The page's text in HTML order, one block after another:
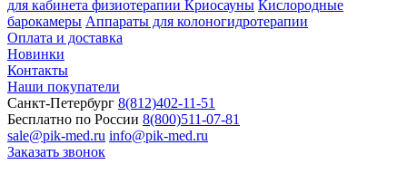
для кабинета физиотерапии Криосауны Кислородные
барокамеры Аппараты для колоногидротерапии
Оплата и доставка
Новинки
Контакты
Наши покупатели
Санкт-Петербург 8(812)402-11-51
Бесплатно по России 8(800)511-07-81
sale@pik-med.ru info@pik-med.ru
Заказать звонок